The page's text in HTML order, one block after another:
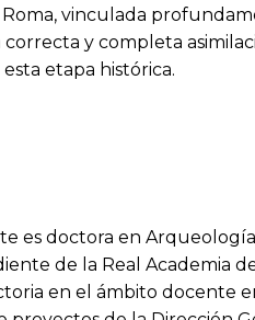
vinculada
y completa
etapa histórica.
es doctora en
de la Real Academia
en el ámbito docente